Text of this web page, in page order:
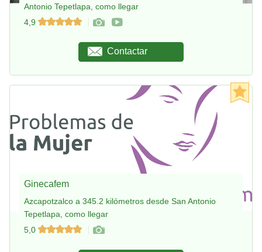
Antonio Tepetlapa, como llegar
4,9
Contactar
Ginecafem
Azcapotzalco a 345.2 kilómetros desde San Antonio
Tepetlapa, como llegar
5,0